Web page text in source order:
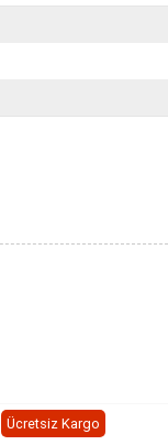
Ücretsiz Kargo